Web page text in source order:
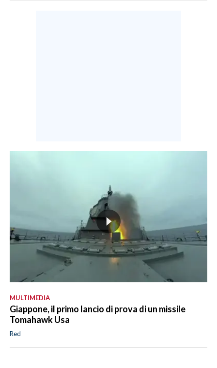
MULTIMEDIA
Giappone, il primo lancio di prova di un missile
Tomahawk Usa
Red